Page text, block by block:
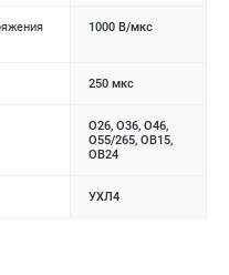
1000 В/мкс
250 мкс
О26, О36, О46,
О55/265, ОВ15,
ОВ24
УХЛ4